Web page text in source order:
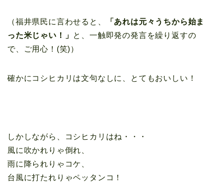
（福井県民に言わせると、
「あれは元々うちから始ま
った米じゃい！」 と、一触即発の発言を繰り返すの
で、ご用心！(笑)）
確かにコシヒカリは文句なしに、とてもおいしい！
しかしながら、コシヒカリはね・・・
風に吹かれりゃ倒れ、
雨に降られりゃコケ、
台風に打たれりゃペッタンコ！